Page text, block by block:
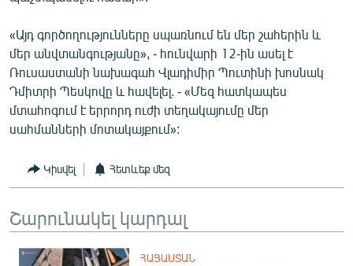
«Այդ գործողությունները սպառնում են մեր շահերին և
մեր անվտանգությանը», - հունվարի 12-ին ասել է
Ռուսաստանի նախագահ Վլադիմիր Պուտինի խոսնակ
Դմիտրի Պեսկովը և հավելել. - «Մեզ հատկապես
մտահոգում է երրորդ ուժի տեղակայումը մեր
սահմանների մոտակայքում»:
Կիսվել Հետևեք մեզ
Շարունակել կարդալ
ՀԱՅԱՍՏԱՆ